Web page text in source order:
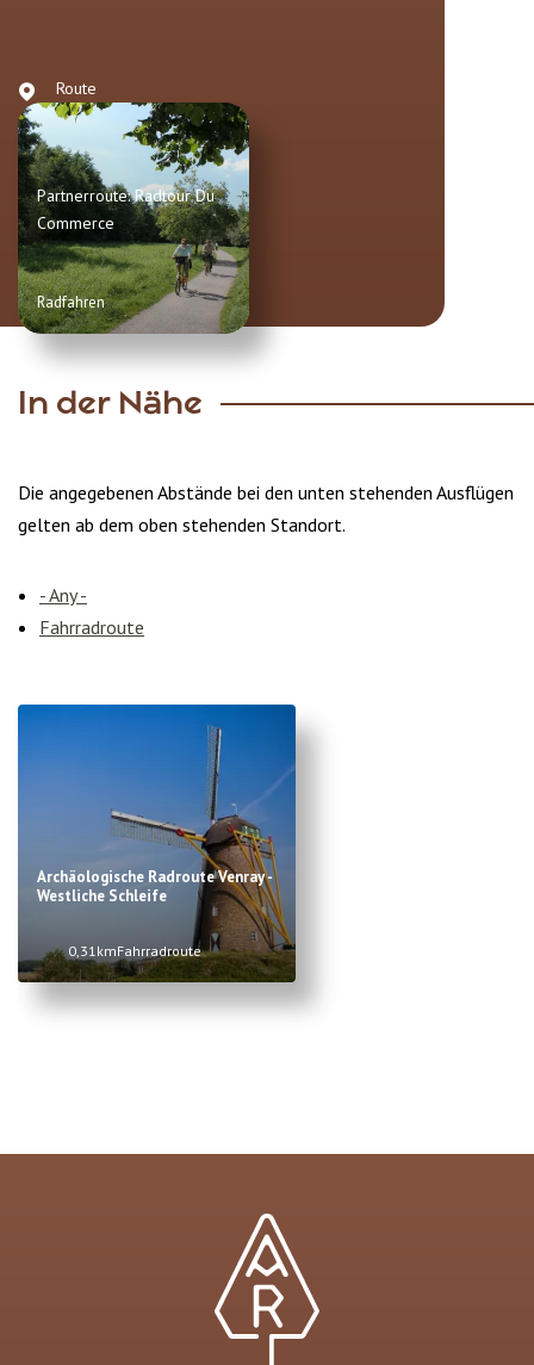
Route
Partnerroute: Radtour Du
Commerce
Radfahren
In der Nähe
Die angegebenen Abstände bei den unten stehenden Ausflügen
gelten ab dem oben stehenden Standort.
- Any -
Fahrradroute
Archäologische Radroute Venray -
Westliche Schleife
0,31kmFahrradroute